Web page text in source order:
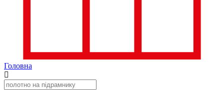
Головна